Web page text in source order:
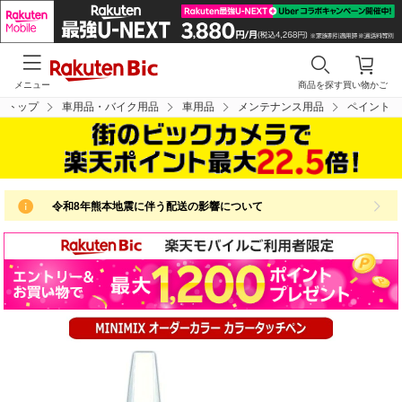
買い物かご
商品を探す
メニュー
トップ 車用品・バイク用品 車用品 メンテナンス用品 ペイント
令和8年熊本地震に伴う配送の影響について